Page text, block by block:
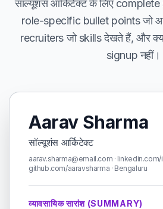
सॉल्यूशंस आर्किटेक्ट के लिए
role-specific bullet points जो
recruiters जो skills देखते हैं, और
signup नहीं।
Aarav Sharma
सॉल्यूशंस आर्किटेक्ट
aarav.sharma@email.com · linkedin.com/
github.com/aaravsharma · Bengaluru
व्यावसायिक सारांश (SUMMARY)